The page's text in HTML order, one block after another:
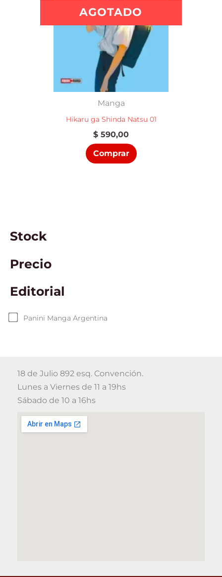
Stock
Precio
Editorial
Panini Manga Argentina
AGOTADO
Manga
Hikaru ga Shinda Natsu 01
$ 590,00
Comprar
18 de Julio 892 esq. Convención.
Lunes a Viernes de 11 a 19hs
Sábado de 10 a 16hs